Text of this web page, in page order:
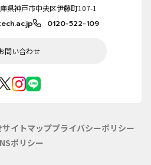
県神戸市中央区伊藤町107-1
0120-522-109
問い合わせ
サイトマッププライバシーポリシー
ポリシー